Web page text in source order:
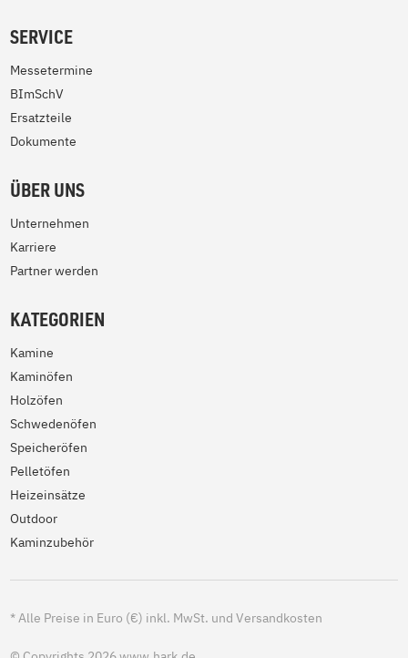
SERVICE
Messetermine
BImSchV
Ersatzteile
Dokumente
ÜBER UNS
Unternehmen
Karriere
Partner werden
KATEGORIEN
Kamine
Kaminöfen
Holzöfen
Schwedenöfen
Speicheröfen
Pelletöfen
Heizeinsätze
Outdoor
Kaminzubehör
*Alle Preise in Euro (€) inkl. MwSt. und Versandkosten